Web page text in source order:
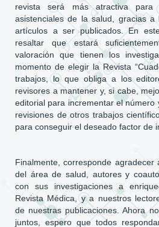
revista será más atractiva
asistenciales de la salud, gracias
artículos a ser publicados. En
resaltar que estará
valoración que tienen los
momento de elegir la Revista
trabajos, lo que obliga a los
revisores a mantener y, si cabe,
editorial para incrementar el número
revisiones de otros trabajos
para conseguir el deseado factor de
Finalmente, corresponde agradecer
del área de salud, autores y
con sus investigaciones a
Revista Médica, y a nuestros
de nuestras publicaciones. Ahora
juntos, espero que todos